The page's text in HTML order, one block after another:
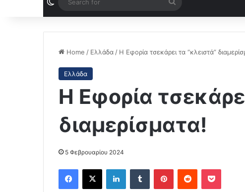
for
Home / Ελλάδα / Η Εφορία τσεκάρει τα “κλειστά”
Ελλάδα
Η Εφορία
διαμερίσματα!
5 Φεβρουαρίου 2024
Facebook
X LinkedInTumblr PinterestReddit Pocket